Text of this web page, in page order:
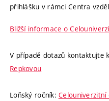
přihlášku v rámci Centra
Bližší informace o
V případě dotazů kontaktujte
Repkovou
Loňský ročník: